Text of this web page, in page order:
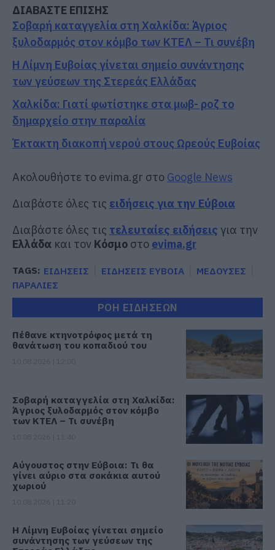
ΔΙΑΒΑΣΤΕ ΕΠΙΣΗΣ
Σοβαρή καταγγελία στη Χαλκίδα: Άγριος
ξυλοδαρμός στον κόμβο των ΚΤΕΛ – Τι συνέβη
Η Λίμνη Ευβοίας γίνεται σημείο συνάντησης
των γεύσεων της Στερεάς Ελλάδας
Χαλκίδα: Γιατί φωτίστηκε στα μωβ- ροζ το
δημαρχείο στην παραλία
Έκτακτη διακοπή νερού στους Ωρεούς Ευβοίας
Ακολουθήστε το evima.gr στο Google News
Διαβάστε όλες τις ειδήσεις για την Εύβοια
Διαβάστε όλες τις τελευταίες ειδήσεις για την
Ελλάδα και τον Κόσμο στο evima.gr
TAGS: ΕΙΔΗΣΕΙΣ ΕΙΔΗΣΕΙΣ ΕΥΒΟΙΑ
ΜΕΔΟΥΣΕΣ
ΠΑΡΑΛΙΕΣ
ΡΟΗ ΕΙΔΗΣΕΩΝ
Πέθανε κτηνοτρόφος μετά τη
θανάτωση του κοπαδιού του
Σοβαρή καταγγελία στη Χαλκίδα:
Άγριος ξυλοδαρμός στον κόμβο
των ΚΤΕΛ – Τι συνέβη
Αύγουστος στην Εύβοια: Τι θα
γίνει αύριο στα σοκάκια αυτού
χωριού
Η Λίμνη Ευβοίας γίνεται σημείο
συνάντησης των γεύσεων της